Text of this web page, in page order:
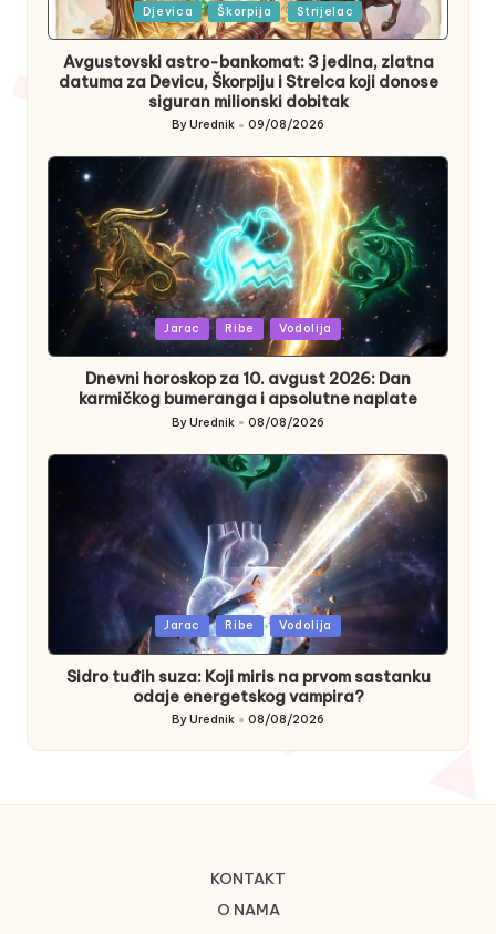
Posted
in
Djevica Škorpija Strijelac
Avgustovski astro-bankomat: 3 jedina, zlatna
datuma za Devicu, Škorpiju i Strelca koji donose
siguran milionski dobitak
Posted
by
ByUrednik 09/08/2026
Posted
Jarac Ribe Vodolija
Dnevni horoskop za 10. avgust 2026: Dan
karmičkog bumeranga i apsolutne naplate
Posted
ByUrednik 08/08/2026
Jarac Ribe Vodolija
Sidro tuđih suza: Koji miris na prvom sastanku
odaje energetskog vampira?
Posted
by
ByUrednik 08/08/2026
KONTAKT
O NAMA